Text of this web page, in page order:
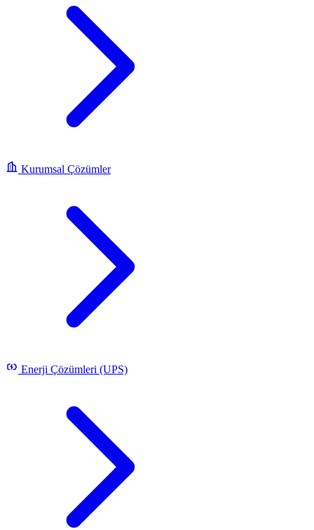
Kurumsal Çözümler
Enerji Çözümleri (UPS)